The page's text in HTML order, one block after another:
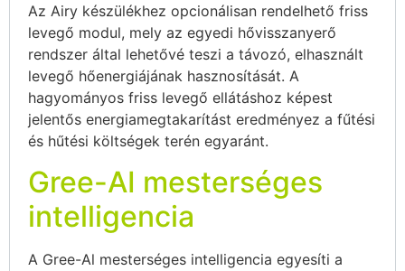
Az Airy készülékhez opcionálisan rendelhető friss
levegő modul, mely az egyedi hővisszanyerő
rendszer által lehetővé teszi a távozó, elhasznált
levegő hőenergiájának hasznosítását. A
hagyományos friss levegő ellátáshoz képest
jelentős energiamegtakarítást eredményez a fűtési
és hűtési költségek terén egyaránt.
Gree-AI mesterséges
intelligencia
A Gree-Al mesterséges intelligencia egyesíti a